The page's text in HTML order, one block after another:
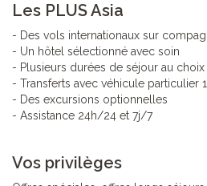
Les PLUS Asia
- Des vols internationaux sur
- Un hôtel sélectionné avec soin
- Plusieurs durées de séjour au choix
- Transferts avec véhicule particulier
- Des excursions optionnelles
- Assistance 24h/24 et 7j/7
Vos privilèges